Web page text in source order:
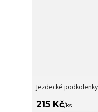
Jezdecké
215 Kč/ks